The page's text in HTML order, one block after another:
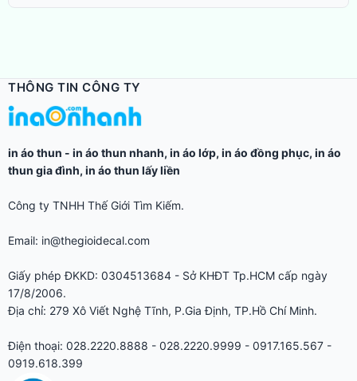
THÔNG TIN CÔNG TY
in áo thun - in áo thun nhanh, in áo lớp, in áo đồng phục, in áo
thun gia đình, in áo thun lấy liền
Công ty TNHH Thế Giới Tìm Kiếm.
Email: in@thegioidecal.com
Giấy phép ĐKKD: 0304513684 - Sở KHĐT Tp.HCM cấp ngày
17/8/2006.
Địa chỉ: 279 Xô Viết Nghệ Tĩnh, P.Gia Định, TP.Hồ Chí Minh.
Điện thoại: 028.2220.8888 - 028.2220.9999 - 0917.165.567 -
0919.618.399